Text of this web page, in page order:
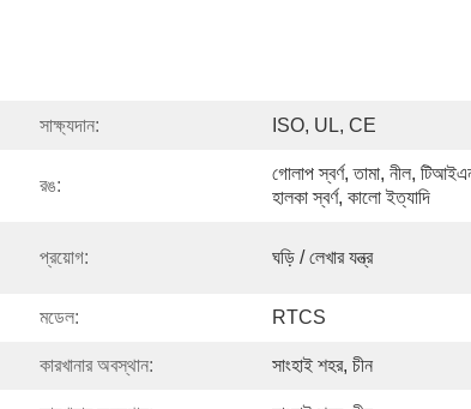
সাক্ষ্যদান: ISO, UL, CE
রঙ:
গোলাপ স্বর্ণ, তামা, নীল,
হালকা স্বর্ণ, কালো ইত্যাদি
প্রয়োগ: ঘড়ি / লেখার যন্ত্র
মডেল: RTCS
কারখানার অবস্থান: সাংহাই শহর, চীন